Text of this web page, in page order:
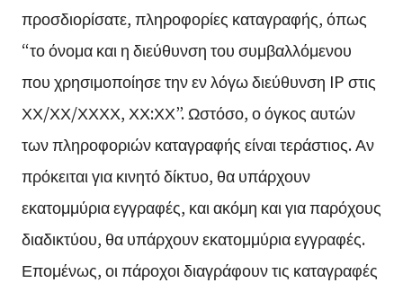
προσδιορίσατε, πληροφορίες καταγραφής, όπως
“το όνομα και η διεύθυνση του συμβαλλόμενου
που χρησιμοποίησε την εν λόγω διεύθυνση IP στις
ΧΧ/ΧΧ/ΧΧΧΧ, ΧΧ:ΧΧ”. Ωστόσο, ο όγκος αυτών
των πληροφοριών καταγραφής είναι τεράστιος. Αν
πρόκειται για κινητό δίκτυο, θα υπάρχουν
εκατομμύρια εγγραφές, και ακόμη και για παρόχους
διαδικτύου, θα υπάρχουν εκατομμύρια εγγραφές.
Επομένως, οι πάροχοι διαγράφουν τις καταγραφές